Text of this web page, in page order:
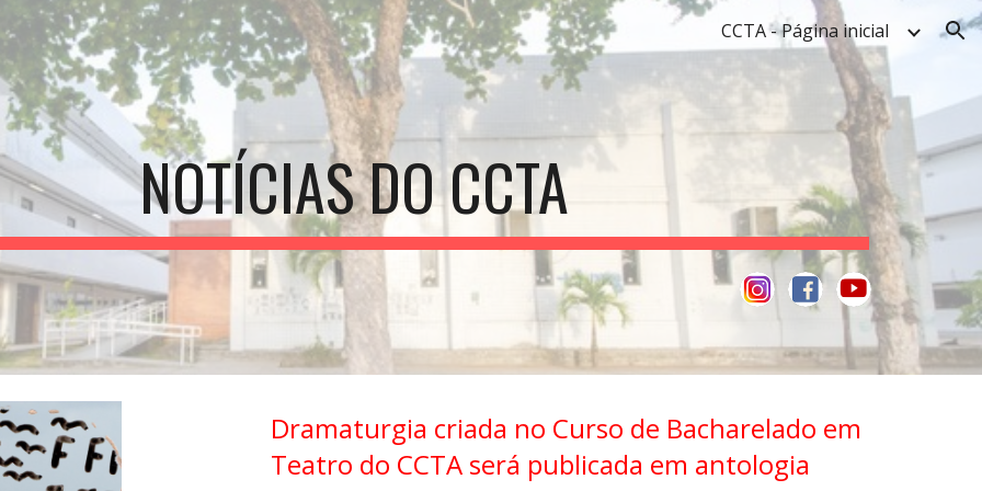
to main content Skip to navigation CCTA - Página inicial
NOTÍCIAS DO CCTA
Dramaturgia criada no Curso de Bacharelado em
Teatro do CCTA será publicada em antologia